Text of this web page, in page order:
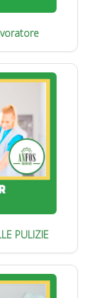
PULIZIE